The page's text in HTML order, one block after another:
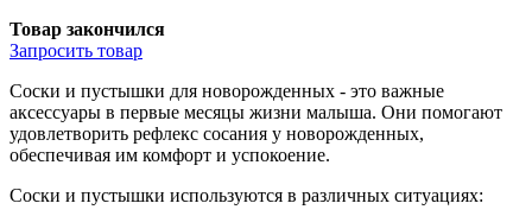
Товар закончился
Запросить товар
Соски и пустышки для новорожденных - это важные
аксессуары в первые месяцы жизни малыша. Они помогают
удовлетворить рефлекс сосания у новорожденных,
обеспечивая им комфорт и успокоение.
Соски и пустышки используются в различных ситуациях: